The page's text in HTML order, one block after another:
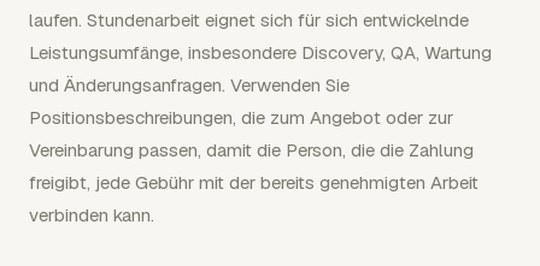
laufen. Stundenarbeit eignet sich für sich entwickelnde
Leistungsumfänge, insbesondere Discovery, QA, Wartung
und Änderungsanfragen. Verwenden Sie
Positionsbeschreibungen, die zum Angebot oder zur
Vereinbarung passen, damit die Person, die die Zahlung
freigibt, jede Gebühr mit der bereits genehmigten Arbeit
verbinden kann.